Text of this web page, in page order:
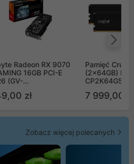
Radeon RX 9070
16GB PCI-E
(GV-
zł
Pamięć
(2x64GB)
7 999,00 zł
Zobacz więcej polecanych